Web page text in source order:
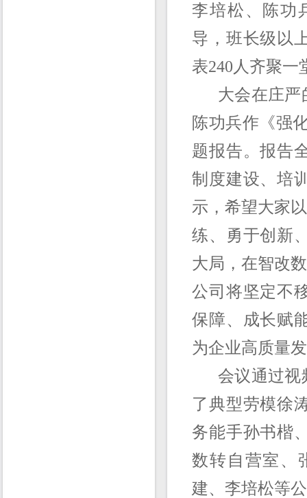
李培松、陈功
导，班长级以
表240人齐聚一
大会在庄严
陈功兵作《强
题报告。报告
制度建设、培
示，希望大家
练、勇于创新
大局，在智改
公司将坚定不
保障、成长赋
为企业高质量
会议通过视
了典型劳模徐
务能手孙书楷
数转自营室、
建、李培松等